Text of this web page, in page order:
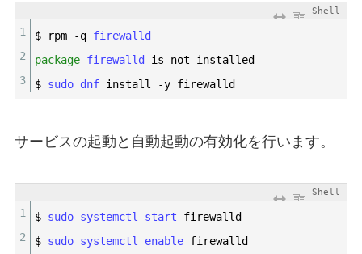
Shell
1
2
3
$ rpm -q firewalld
package firewalld is not
installed
$ sudo dnf install -y firewalld
サービスの起動と自動起動の有効化を行います。
Shell
1
2
$ sudo systemctl start firewalld
$ sudo systemctl enable firewalld